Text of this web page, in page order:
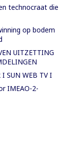
technocraat die
op bodem
UITZETTING
SUN WEB TV I
IMEAO-2-